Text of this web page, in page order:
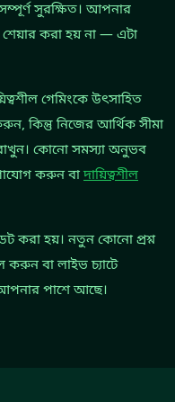
সুরক্ষিত। আপনার
করা হয় না — এটা
গেমিংকে উৎসাহিত
কিন্তু নিজের আর্থিক সীমা
রাখুন। কোনো সমস্যা অনুভব
করুন বাদায়িত্বশীল
করা হয়। নতুন কোনো প্রশ্ন
করুন বা লাইভ চ্যাটে
পাশে আছে।